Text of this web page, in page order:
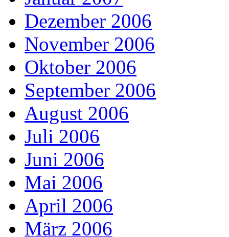
Dezember 2006
November 2006
Oktober 2006
September 2006
August 2006
Juli 2006
Juni 2006
Mai 2006
April 2006
März 2006